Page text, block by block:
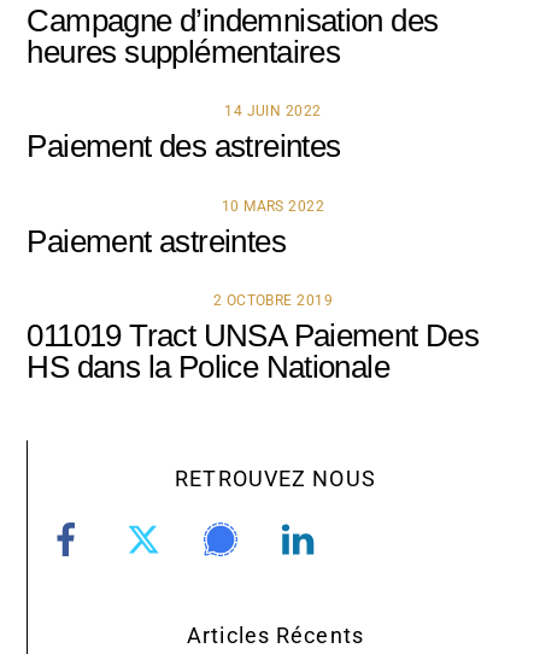
Campagne d’indemnisation des
heures supplémentaires
14 JUIN 2022
Paiement des astreintes
10 MARS 2022
Paiement astreintes
2 OCTOBRE 2019
011019 Tract UNSA Paiement Des
HS dans la Police Nationale
RETROUVEZ NOUS
Articles Récents